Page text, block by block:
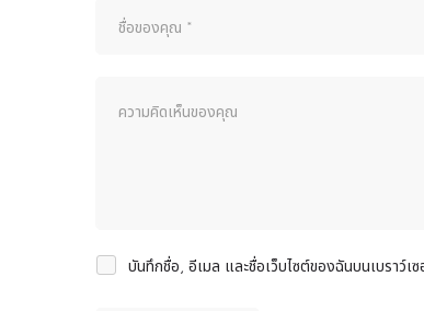
บันทึกชื่อ, อีเมล และชื่อเว็บไซต์ของฉันบนเบราว์เ